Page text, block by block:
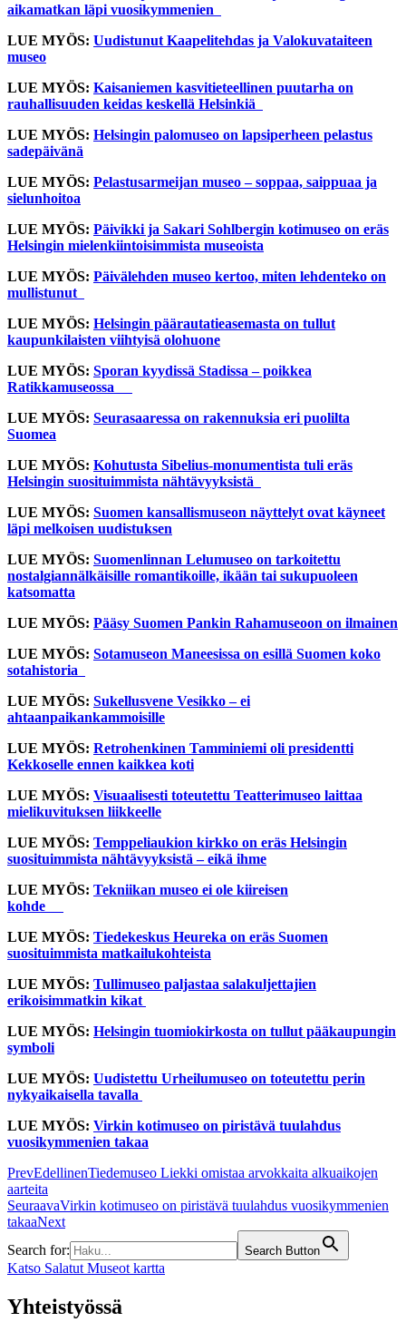
aikamatkan läpi vuosikymmenien
LUE MYÖS: Uudistunut Kaapelitehdas ja Valokuvataiteen
museo
LUE MYÖS: Kaisaniemen kasvitieteellinen puutarha on
rauhallisuuden keidas keskellä Helsinkiä
LUE MYÖS: Helsingin palomuseo on lapsiperheen pelastus
sadepäivänä
LUE MYÖS: Pelastusarmeijan museo – soppaa, saippuaa ja
sielunhoitoa
LUE MYÖS: Päivikki ja Sakari Sohlbergin kotimuseo on eräs
Helsingin mielenkiintoisimmista museoista
LUE MYÖS: Päivälehden museo kertoo, miten lehdenteko on
mullistunut
LUE MYÖS: Helsingin päärautatieasemasta on tullut
kaupunkilaisten viihtyisä olohuone
LUE MYÖS: Sporan kyydissä Stadissa – poikkea
Ratikkamuseossa
LUE MYÖS: Seurasaaressa on rakennuksia eri puolilta
Suomea
LUE MYÖS: Kohutusta Sibelius-monumentista tuli eräs
Helsingin suosituimmista nähtävyyksistä
LUE MYÖS: Suomen kansallismuseon näyttelyt ovat käyneet
läpi melkoisen uudistuksen
LUE MYÖS: Suomenlinnan Lelumuseo on tarkoitettu
nostalgiannälkäisille romantikoille, ikään tai sukupuoleen
katsomatta
LUE MYÖS: Pääsy Suomen Pankin Rahamuseoon on ilmainen
LUE MYÖS: Sotamuseon Maneesissa on esillä Suomen koko
sotahistoria
LUE MYÖS: Sukellusvene Vesikko – ei
ahtaanpaikankammoisille
LUE MYÖS: Retrohenkinen Tamminiemi oli presidentti
Kekkoselle ennen kaikkea koti
LUE MYÖS: Visuaalisesti toteutettu Teatterimuseo laittaa
mielikuvituksen liikkeelle
LUE MYÖS: Temppeliaukion kirkko on eräs Helsingin
suosituimmista nähtävyyksistä – eikä ihme
LUE MYÖS: Tekniikan museo ei ole kiireisen
kohde
LUE MYÖS: Tiedekeskus Heureka on eräs Suomen
suosituimmista matkailukohteista
LUE MYÖS: Tullimuseo paljastaa salakuljettajien
erikoisimmatkin kikat
LUE MYÖS: Helsingin tuomiokirkosta on tullut pääkaupungin
symboli
LUE MYÖS: Uudistettu Urheilumuseo on toteutettu perin
nykyaikaisella tavalla
LUE MYÖS: Virkin kotimuseo on piristävä tuulahdus
vuosikymmenien takaa
PrevEdellinenTiedemuseo Liekki omistaa arvokkaita alkuaikojen
aarteita
SeuraavaVirkin kotimuseo on piristävä tuulahdus vuosikymmenien
takaaNext
Search for:
Search Button
Katso Salatut Museot kartta
Yhteistyössä